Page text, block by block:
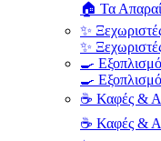
🏠 Τα
✨
✨
🍳
🍳
☕ Καφές &
☕ Καφές &